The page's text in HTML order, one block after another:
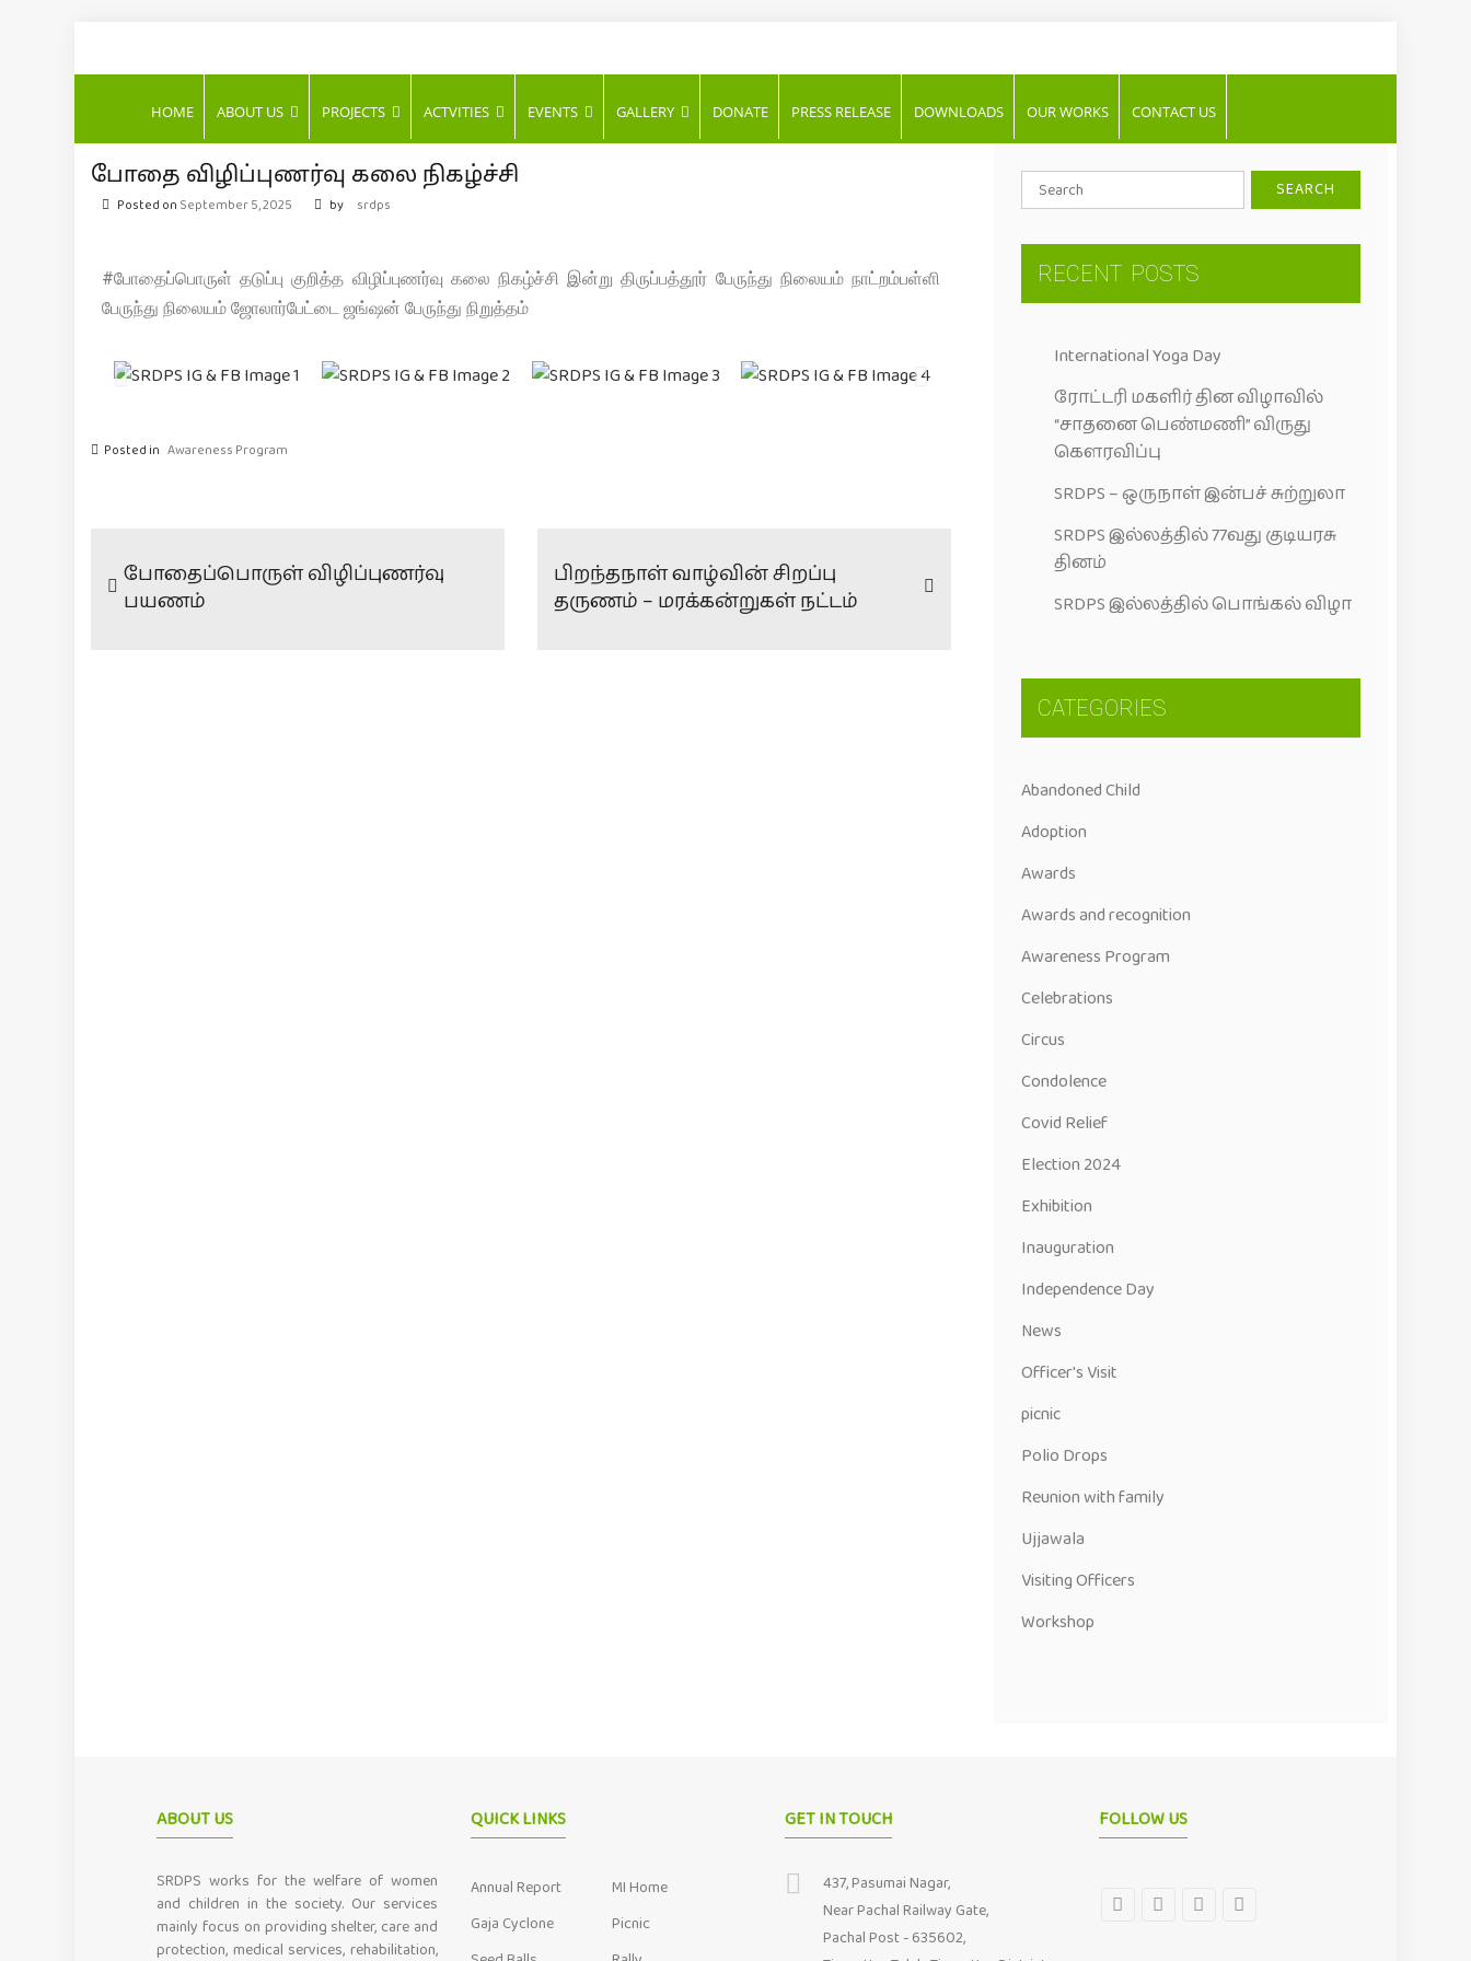
S OCIETY FOR RURAL
DEVELOPMENT
PROMOTION SERVICES
HOME ABOUT US PROJECTS ACTVITIES EVENTS GALLERY DONATE PRESS RELEASE DOWNLOADS OUR WORKS CONTACT US
போதை விழிப்புணர்வு கலை நிகழ்ச்சி
Posted on September 5, 2025 by srdps
#போதைப்பொருள் தடுப்பு குறித்த விழிப்புணர்வு கலை நிகழ்ச்சி இன்று திருப்பத்தூர் பேருந்து நிலையம் நாட்றம்பள்ளி
பேருந்து நிலையம் ஜோலார்பேட்டை ஜங்ஷன் பேருந்து நிறுத்தம்
Posted in Awareness Program
போதைப்பொருள் விழிப்புணர்வு
பயணம்
பிறந்தநாள் வாழ்வின் சிறப்பு
தருணம் – மரக்கன்றுகள் நட்டம்
RECENT POSTS
International Yoga Day
ரோட்டரி மகளிர் தின விழாவில்
“சாதனை பெண்மணி” விருது
கெளரவிப்பு
SRDPS – ஒருநாள் இன்பச் சுற்றுலா
SRDPS இல்லத்தில் 77வது குடியரசு
தினம்
SRDPS இல்லத்தில் பொங்கல் விழா
CATEGORIES
Abandoned Child
Adoption
Awards
Awards and recognition
Awareness Program
Celebrations
Circus
Condolence
Covid Relief
Election 2024
Exhibition
Inauguration
Independence Day
News
Officer's Visit
picnic
Polio Drops
Reunion with family
Ujjawala
Visiting Officers
Workshop
ABOUT US
SRDPS works for the welfare of women
and children in the society. Our services
mainly focus on providing shelter, care and
protection, medical services, rehabilitation,
QUICK LINKS
Annual Report
MI Home
Gaja Cyclone
Picnic
GET IN TOUCH
437, Pasumai Nagar,
Near Pachal Railway Gate,
Pachal Post - 635602,
FOLLOW US